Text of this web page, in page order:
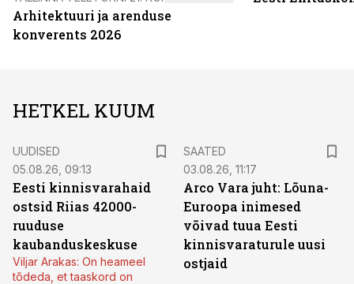
Arhitektuuri ja arenduse
konverents 2026
HETKEL KUUM
UUDISED
05.08.26, 09:13
Eesti kinnisvarahaid
ostsid Riias 42000-
ruuduse
kaubanduskeskuse
Viljar Arakas: On heameel
tõdeda, et taaskord on
SAATED
03.08.26, 11:17
Arco Vara juht: Lõuna-
Euroopa inimesed
võivad tuua Eesti
kinnisvaraturule uusi
ostjaid